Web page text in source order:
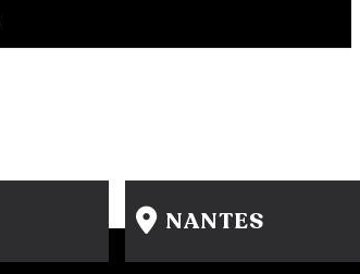
75011
NANTES
31-33 rue Saint Léonard